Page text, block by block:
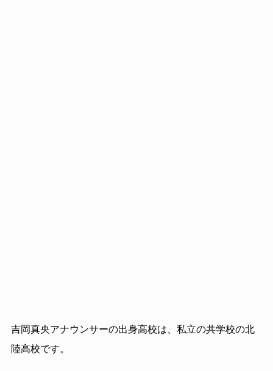
吉岡真央アナウンサーの出身高校は、私立の共学校の北
陸高校です。